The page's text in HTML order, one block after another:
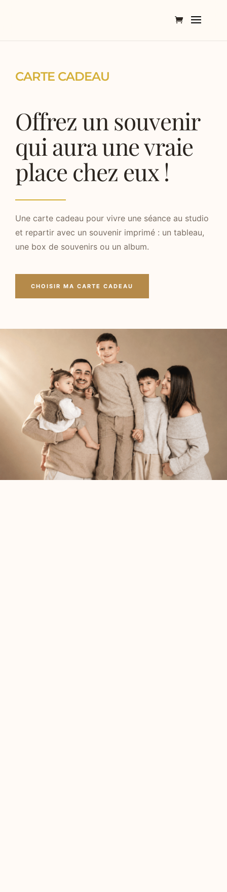
CARTE CADEAU
Offrez un souvenir
qui aura une vraie
place chez eux !
Une carte cadeau pour vivre une séance au studio
et repartir avec un souvenir imprimé : un tableau,
une box de souvenirs ou un album.
CHOISIR MA CARTE CADEAU